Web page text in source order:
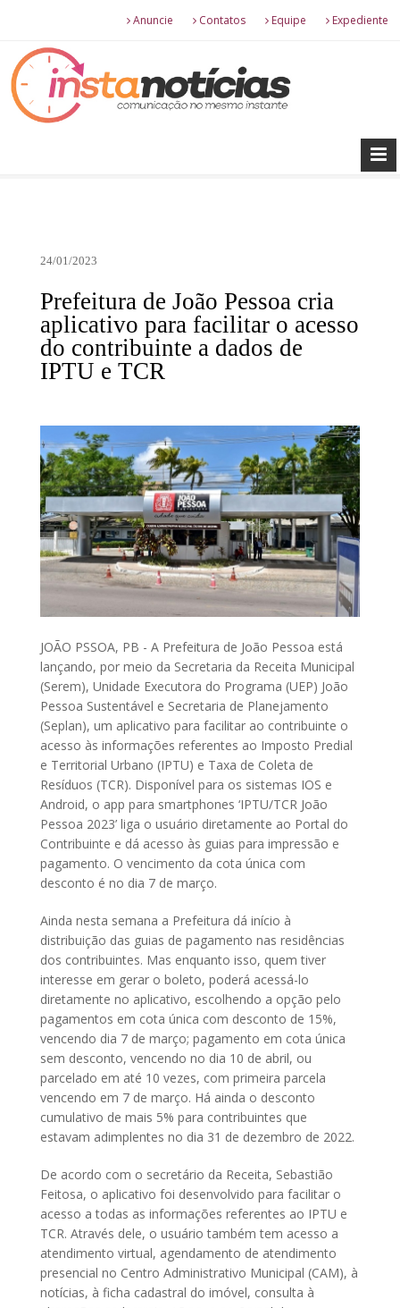
Anuncie Contatos Equipe Expediente
24/01/2023
Prefeitura de João Pessoa cria
aplicativo para facilitar o acesso
do contribuinte a dados de
IPTU e TCR
JOÃO PSSOA, PB - A Prefeitura de João Pessoa está
lançando, por meio da Secretaria da Receita Municipal
(Serem), Unidade Executora do Programa (UEP) João
Pessoa Sustentável e Secretaria de Planejamento
(Seplan), um aplicativo para facilitar ao contribuinte o
acesso às informações referentes ao Imposto Predial
e Territorial Urbano (IPTU) e Taxa de Coleta de
Resíduos (TCR). Disponível para os sistemas IOS e
Android, o app para smartphones ‘IPTU/TCR João
Pessoa 2023’ liga o usuário diretamente ao Portal do
Contribuinte e dá acesso às guias para impressão e
pagamento. O vencimento da cota única com
desconto é no dia 7 de março.
Ainda nesta semana a Prefeitura dá início à
distribuição das guias de pagamento nas residências
dos contribuintes. Mas enquanto isso, quem tiver
interesse em gerar o boleto, poderá acessá-lo
diretamente no aplicativo, escolhendo a opção pelo
pagamentos em cota única com desconto de 15%,
vencendo dia 7 de março; pagamento em cota única
sem desconto, vencendo no dia 10 de abril, ou
parcelado em até 10 vezes, com primeira parcela
vencendo em 7 de março. Há ainda o desconto
cumulativo de mais 5% para contribuintes que
estavam adimplentes no dia 31 de dezembro de 2022.
De acordo com o secretário da Receita, Sebastião
Feitosa, o aplicativo foi desenvolvido para facilitar o
acesso a todas as informações referentes ao IPTU e
TCR. Através dele, o usuário também tem acesso a
atendimento virtual, agendamento de atendimento
presencial no Centro Administrativo Municipal (CAM), à
notícias, à ficha cadastral do imóvel, consulta à